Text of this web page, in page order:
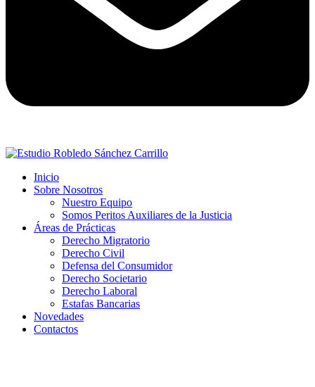
Inicio
Sobre Nosotros
Nuestro Equipo
Somos Peritos Auxiliares de la Justicia
Áreas de Prácticas
Derecho Migratorio
Derecho Civil
Defensa del Consumidor
Derecho Societario
Derecho Laboral
Estafas Bancarias
Novedades
Contactos